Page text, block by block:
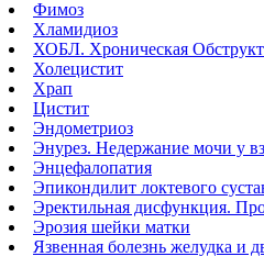
Фимоз
Хламидиоз
ХОБЛ. Хроническая
Холецистит
Храп
Цистит
Эндометриоз
Энурез. Недержание мочи у
Энцефалопатия
Эпикондилит локтевого
Эректильная дисфункция.
Эрозия шейки матки
Язвенная болезнь желудка и